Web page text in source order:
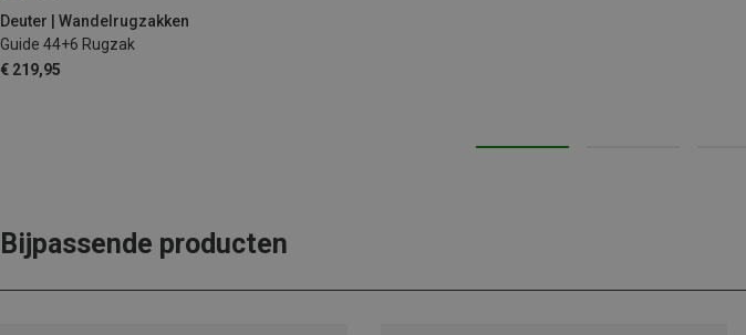
Deuter | Wandelrugzakken
Guide 44+6 Rugzak
€ 219,95
Bijpassende producten